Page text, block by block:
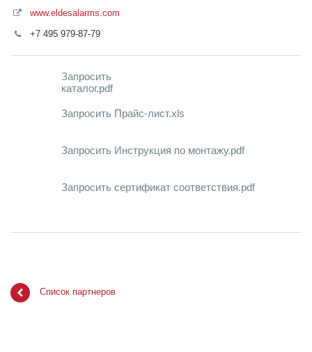
www.eldesalarms.com
+7 495 979-87-79
Запросить
каталог.pdf
Запросить Прайс-лист.xls
Запросить Инструкция по монтажу.pdf
Запросить сертификат соответствия.pdf
Список партнеров